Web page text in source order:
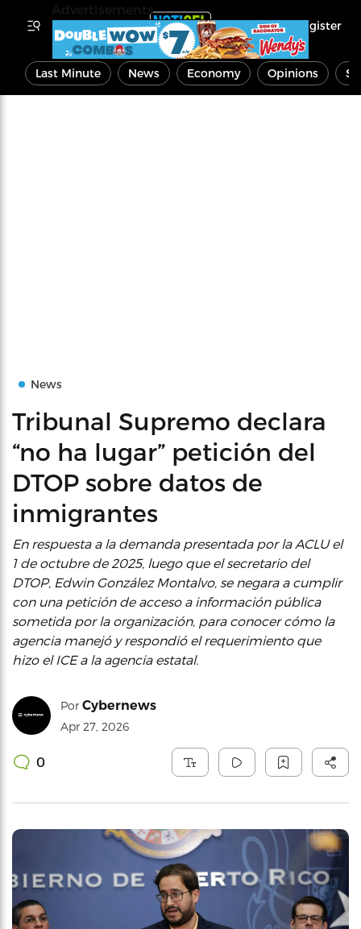
Register
Last Minute News Economy Opinions
News
Tribunal Supremo declara
“no ha lugar” petición del
DTOP sobre datos de
inmigrantes
En respuesta a la demanda presentada por la ACLU el
1 de octubre de 2025, luego que el secretario del
DTOP, Edwin González Montalvo, se negara a cumplir
con una petición de acceso a información pública
sometida por la organización, para conocer cómo la
agencia manejó y respondió el requerimiento que
hizo el ICE a la agencia estatal.
Por Cybernews
Apr 27, 2026
0
Advertisements